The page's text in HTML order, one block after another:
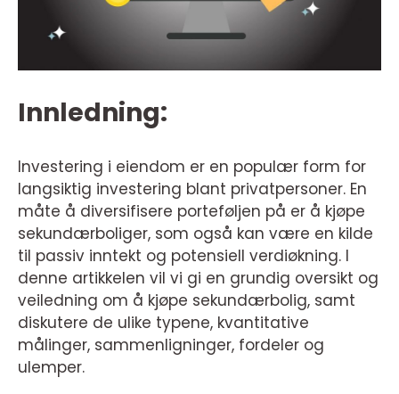
Innledning:
Investering i eiendom er en populær form for
langsiktig investering blant privatpersoner. En
måte å diversifisere porteføljen på er å kjøpe
sekundærboliger, som også kan være en kilde
til passiv inntekt og potensiell verdiøkning. I
denne artikkelen vil vi gi en grundig oversikt og
veiledning om å kjøpe sekundærbolig, samt
diskutere de ulike typene, kvantitative
målinger, sammenligninger, fordeler og
ulemper.